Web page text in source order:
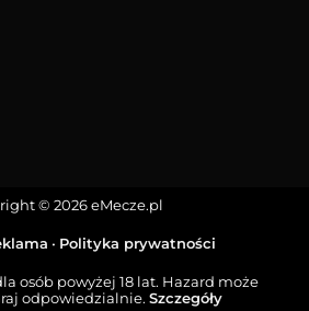
© 2026 eMecze.pl
• Polityka prywatności
osób powyżej 18 lat. Hazard może
odpowiedzialnie. Szczegóły